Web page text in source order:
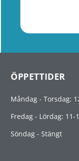
ÖPPETTIDER
Måndag - Torsdag:
Fredag - Lördag: 11-
Söndag - Stängt